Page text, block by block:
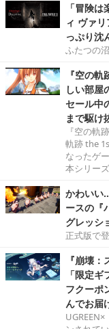
「冒険
ィ ヴァ
っぷり沈
ふたつの
『空の
しい部屋
セール中
まで駆け
『空の軌
軌跡 the
なったゲ
本シリー
かわいい
ースの『
グレッシ
正式版で
『崩壊
「限定
フクーポ
んでお届